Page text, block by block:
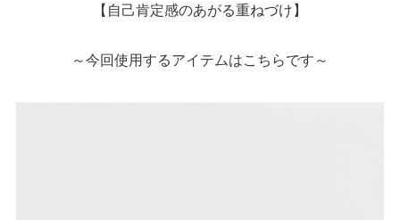
【自己肯定感のあがる重ねづけ】
～今回使用するアイテムはこちらです～